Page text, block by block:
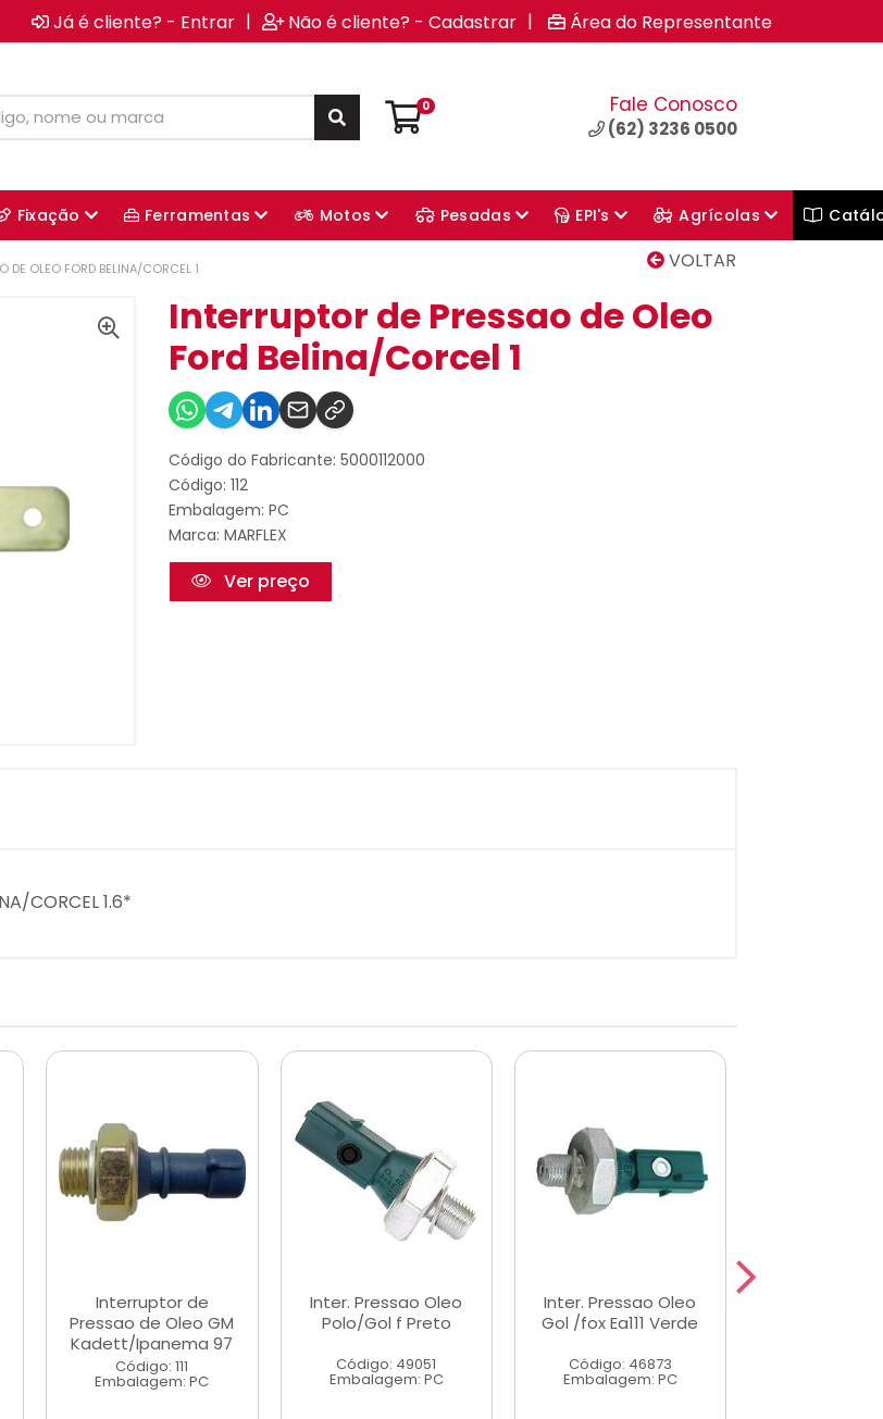
Já é cliente? - Entrar | Não é cliente? - Cadastrar | Área do Representante
0 Fale Conosco
(62) 3236 0500
Fixação Ferramentas Motos Pesadas EPI's Agrícolas
VOLTAR
DE OLEO FORD BELINA/CORCEL 1
Interruptor de Pressao de Oleo
Ford Belina/Corcel 1
Código do Fabricante: 5000112000
Código: 112
Embalagem: PC
Marca: MARFLEX
Ver preço
CORCEL 1.6*
Interruptor de
Pressao de Oleo GM
Kadett/Ipanema 97
Código: 111
Embalagem: PC
Inter. Pressao Oleo
Polo/Gol f Preto
Código: 49051
Embalagem: PC
Inter. Pressao Oleo
Gol /fox Ea111 Verde
Código: 46873
Embalagem: PC